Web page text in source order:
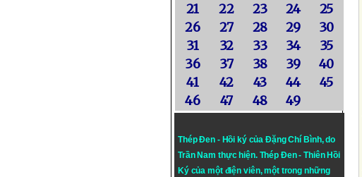
21
22 23 24
25
26
27 28 29
30
31
32 33 34
35
36
37 38 39
40
41
42 43 44
45
46
47 48 49
Thép Đen - Hồi ký của Đặng Chí Bình, do
Trần Nam thực hiện. Thép Đen- Thiên Hồi
Ký của một điện viên, một trong những